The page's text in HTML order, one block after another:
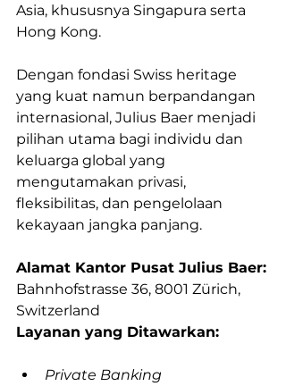
Asia, khususnya Singapura serta
Hong Kong.
Dengan fondasi Swiss heritage
yang kuat namun berpandangan
internasional, Julius Baer menjadi
pilihan utama bagi individu dan
keluarga global yang
mengutamakan privasi,
fleksibilitas, dan pengelolaan
kekayaan jangka panjang.
Alamat Kantor Pusat Julius Baer:
Bahnhofstrasse 36, 8001 Zürich,
Switzerland
Layanan yang Ditawarkan:
Private Banking